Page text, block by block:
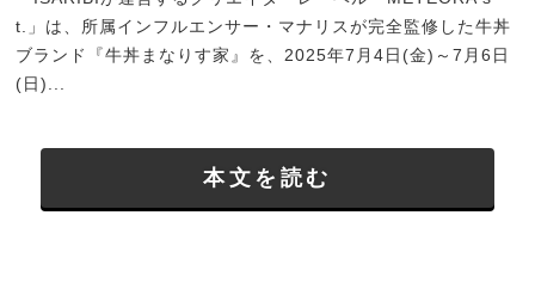
t.」は、所属インフルエンサー・マナリスが完全監修した牛丼
ブランド『牛丼まなりす家』を、2025年7月4日(金)～7月6日
(日)...
本文を読む